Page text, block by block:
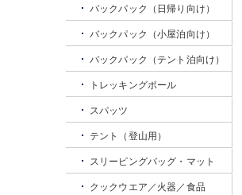
バックパック（日帰り向け）
バックパック（小屋泊向け）
バックパック（テント泊向け）
トレッキングポール
スパッツ
テント（登山用）
スリーピングバッグ・マット
クックウエア／火器／食品